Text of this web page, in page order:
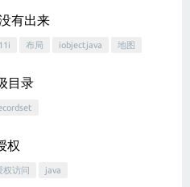
有出来
布局 iobjectjava 地图
目录
权
权访问 java